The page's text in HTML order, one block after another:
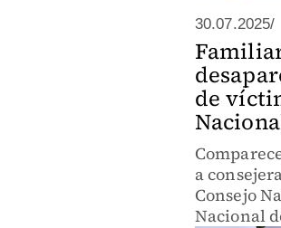
30.07.2025/
de
a
Consejo
Nacional